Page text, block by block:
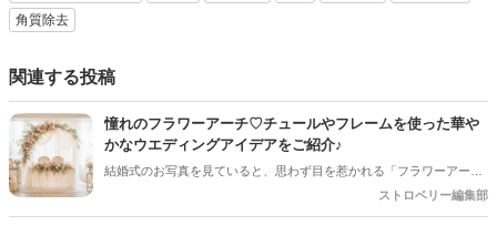
角質除去
関連する投稿
憧れのフラワーアーチ♡チュールやフレームを使った華や
かなウエディングアイデアをご紹介♪
結婚式のお写真を見ていると、思わず目を惹かれる「フラワーアー
チ」♡ お花をたっぷり使ったアーチはもちろん、チュールやフレーム
ストロベリー編集部